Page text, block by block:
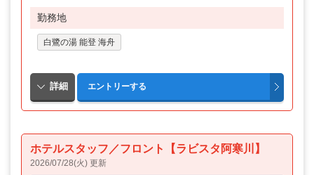
勤務地
白鷺の湯 能登 海舟
ホテルスタッフ／フロント【ラビスタ阿寒川】
2026/07/28(火) 更新